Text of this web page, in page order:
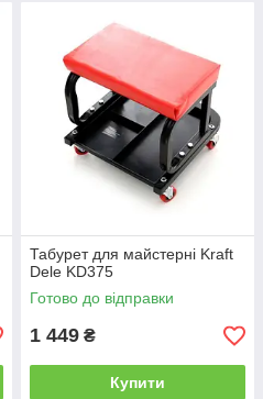
Табурет для майстерні Kraft
Dele KD375
Готово до відправки
1 449 ₴
Купити